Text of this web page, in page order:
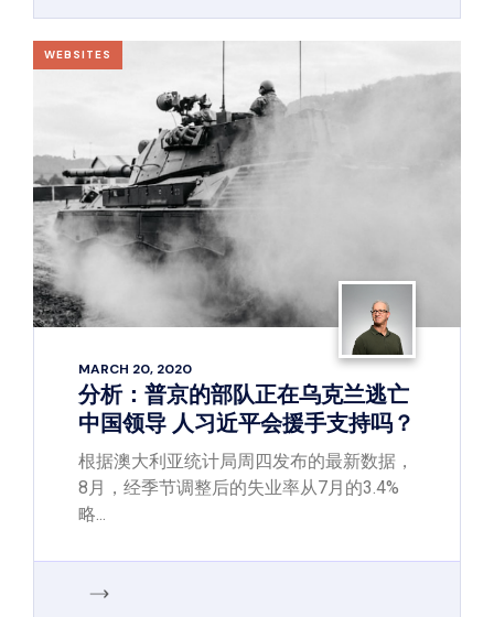
WEBSITES
MARCH 20, 2020
分析：普京的部队正在乌克兰逃亡
中国领导 人习近平会援手支持吗？
根据澳大利亚统计局周四发布的最新数据，
8月，经季节调整后的失业率从7月的3.4%
略...